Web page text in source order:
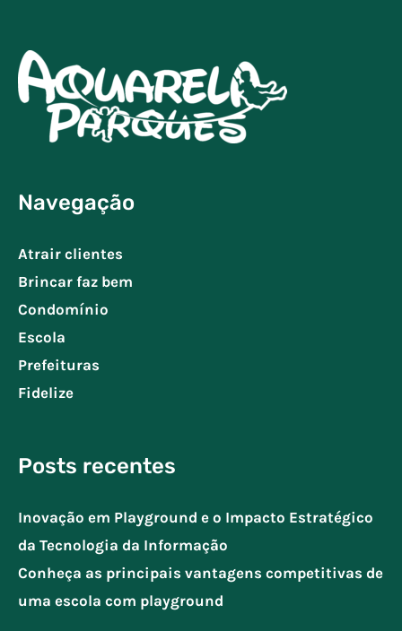
Navegação
Atrair clientes
Brincar faz bem
Condomínio
Escola
Prefeituras
Fidelize
Posts recentes
Inovação em Playground e o Impacto Estratégico
da Tecnologia da Informação
Conheça as principais vantagens competitivas de
uma escola com playground